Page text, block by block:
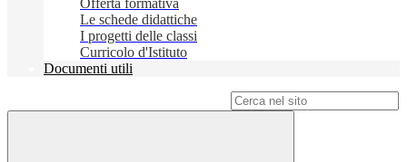
Offerta formativa
Le schede didattiche
I progetti delle classi
Curricolo d'Istituto
Documenti utili